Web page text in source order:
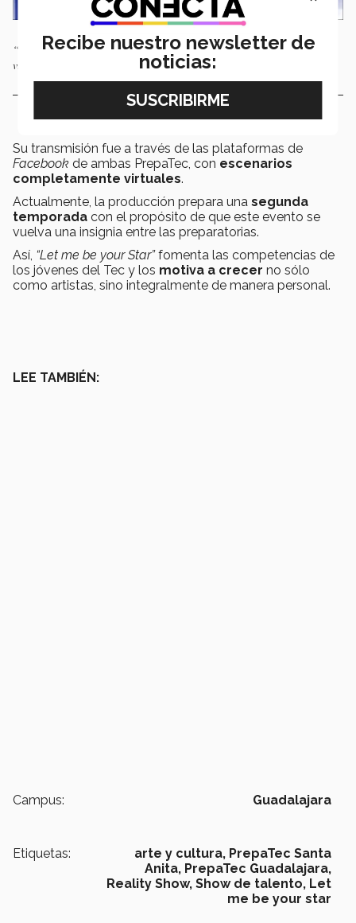
“Let me be your Star” fue totalmente online, contó con escenarios
virtuales y 5 jueces especialistas en cada uno de sus episodios.
Su transmisión fue a través de las plataformas de
Facebook de ambas PrepaTec, con escenarios
completamente virtuales.
Actualmente, la producción prepara una segunda
temporada con el propósito de que este evento se
vuelva una insignia entre las preparatorias.
Así, “Let me be your Star”fomenta las competencias de
los jóvenes del Tec y los motiva a crecer no sólo
como artistas, sino integralmente de manera personal.
LEE TAMBIÉN:
Campus: Guadalajara
Etiquetas: arte y cultura, PrepaTec Santa
Anita, PrepaTec Guadalajara,
Reality Show, Show de talento, Let
me be your star
Recibe nuestro newsletter de
noticias: